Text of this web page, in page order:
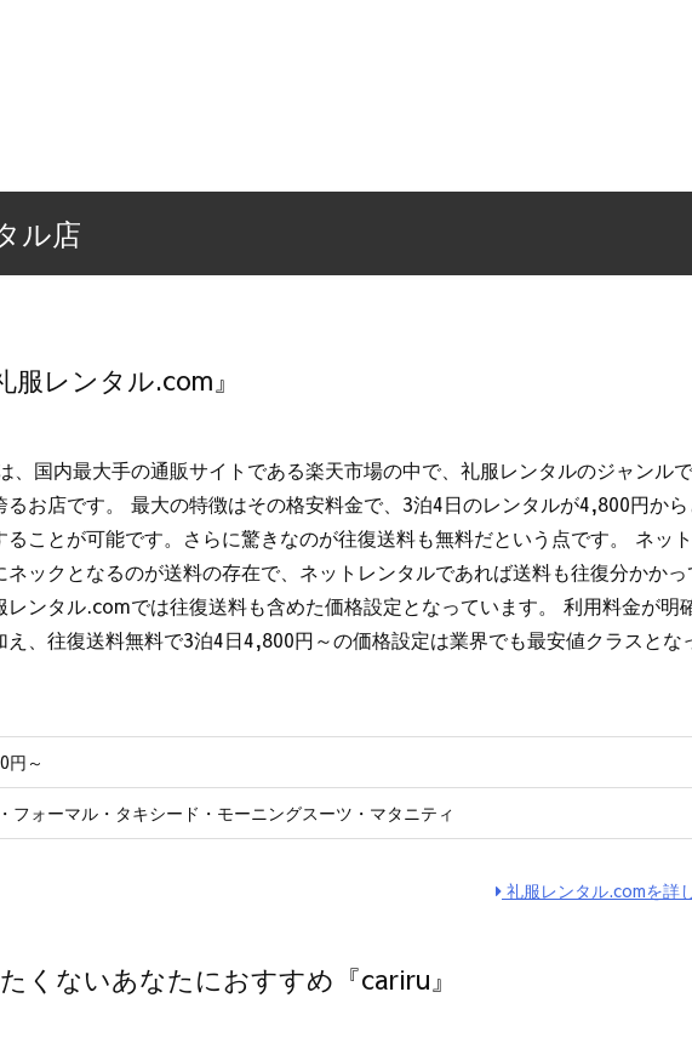
ル店
レンタル.com』
、国内最大手の通販サイトである楽天市場の中で、礼服レンタルのジャンル
るお店です。 最大の特徴はその格安料金で、3泊4日のレンタルが4,800円から
ことが可能です。さらに驚きなのが往復送料も無料だという点です。 ネッ
ネックとなるのが送料の存在で、ネットレンタルであれば送料も往復分かかっ
レンタル.comでは往復送料も含めた価格設定となっています。 利用料金が明
え、往復送料無料で3泊4日4,800円～の価格設定は業界でも最安値クラスとな
円～
フォーマル・タキシード・モーニングスーツ・マタニティ
礼服レンタル.comを詳
くないあなたにおすすめ『cariru』